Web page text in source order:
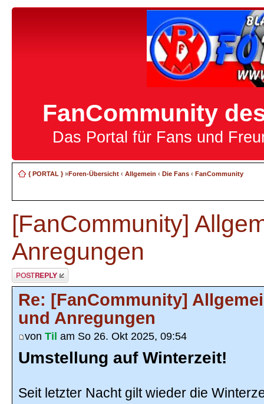
FanCommunity
Das Portal für Fans und
{ PORTAL }»Foren-Übersicht ‹ Allgemein ‹ Die Fans ‹ FanCommunity
[FanCommunity]
Anregungen
Antwort erstellen
Re: [FanCommunity]
und Anregungen
von Til am So 26. Okt 2025, 09:54
Umstellung auf Winterzeit!
Seit letzter Nacht gilt wieder die